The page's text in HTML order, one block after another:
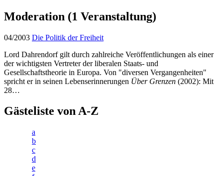
Moderation (1 Veranstaltung)
04/2003 Die Politik der Freiheit
Lord Dahrendorf gilt durch zahlreiche Veröffentlichungen als einer
der wichtigsten Vertreter der liberalen Staats- und
Gesellschaftstheorie in Europa. Von "diversen Vergangenheiten"
spricht er in seinen Lebenserinnerungen Über Grenzen (2002): Mit
28…
Gästeliste von A-Z
a
b
c
d
e